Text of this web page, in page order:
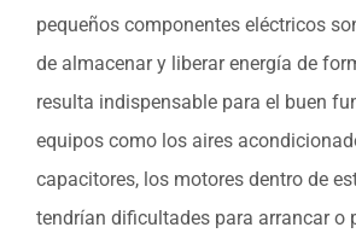
pequeños componentes eléctricos
de almacenar y liberar energía de
resulta indispensable para el buen
equipos como los aires
capacitores, los motores dentro de
tendrían dificultades para arrancar o